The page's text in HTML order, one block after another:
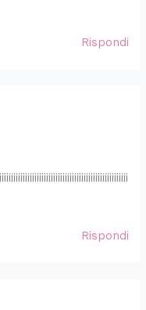
Rispondi
Rispondi